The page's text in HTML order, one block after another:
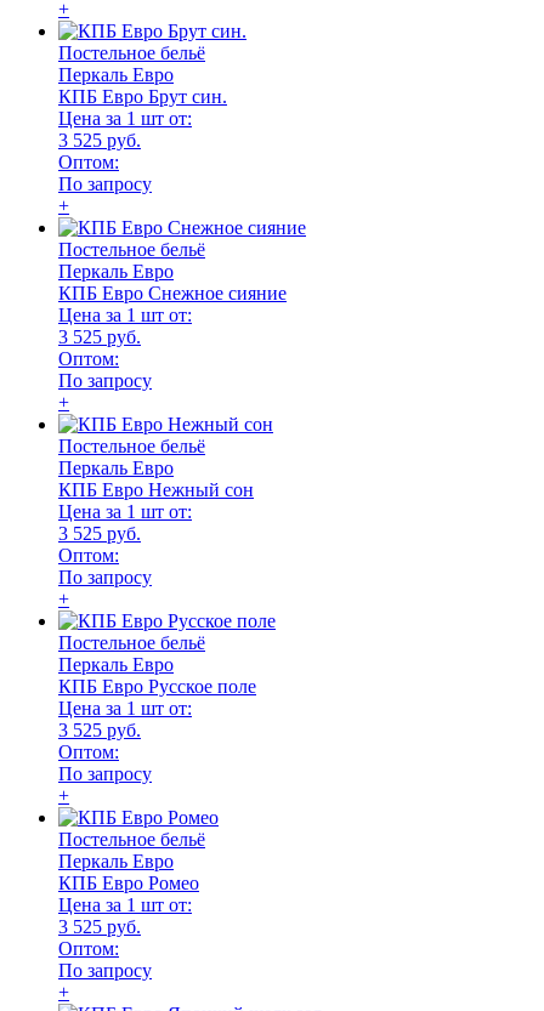
+
Постельное бельё
Перкаль Евро
КПБ Евро Брут син.
Цена за 1 шт от:
3 525 руб.
Оптом:
По запросу
+
Постельное бельё
Перкаль Евро
КПБ Евро Снежное сияние
Цена за 1 шт от:
3 525 руб.
Оптом:
По запросу
+
Постельное бельё
Перкаль Евро
КПБ Евро Нежный сон
Цена за 1 шт от:
3 525 руб.
Оптом:
По запросу
+
Постельное бельё
Перкаль Евро
КПБ Евро Русское поле
Цена за 1 шт от:
3 525 руб.
Оптом:
По запросу
+
Постельное бельё
Перкаль Евро
КПБ Евро Ромео
Цена за 1 шт от:
3 525 руб.
Оптом:
По запросу
+